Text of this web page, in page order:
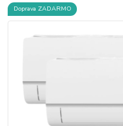
Doprava ZADARMO